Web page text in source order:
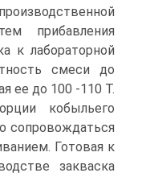
прибавления
к лабораторной
смеси до
ее до 100 -110 Т.
кобыльего
сопровождаться
Готовая к
закваска